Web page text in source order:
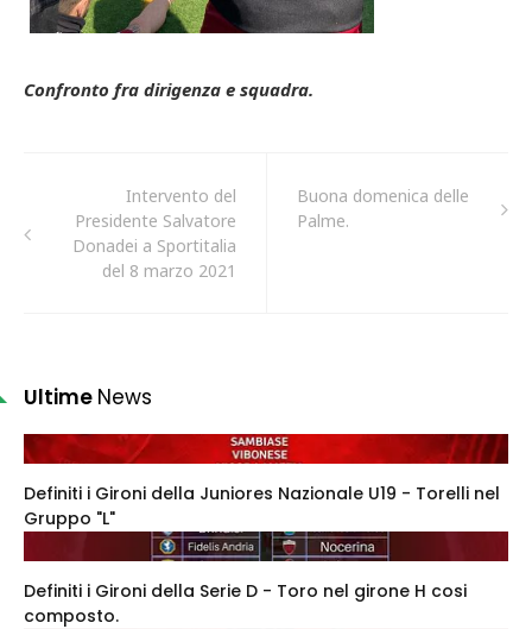
Confronto fra dirigenza e squadra.
Intervento del
Presidente Salvatore
Donadei a Sportitalia
del 8 marzo 2021
Buona domenica delle
Palme.
Ultime News
Definiti i Gironi della Juniores Nazionale U19 - Torelli nel
Gruppo "L"
Definiti i Gironi della Serie D - Toro nel girone H cosi
composto.